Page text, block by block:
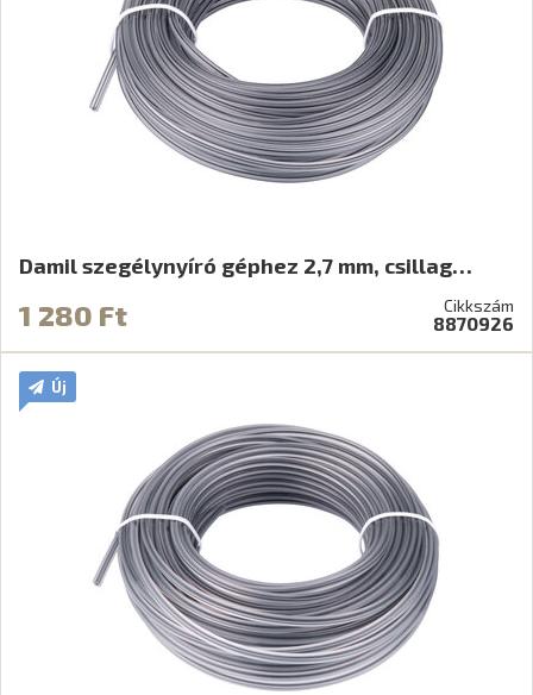
Damil szegélynyíró géphez 2,7 mm, csillag…
1 280 Ft Cikkszám
8870926
Új